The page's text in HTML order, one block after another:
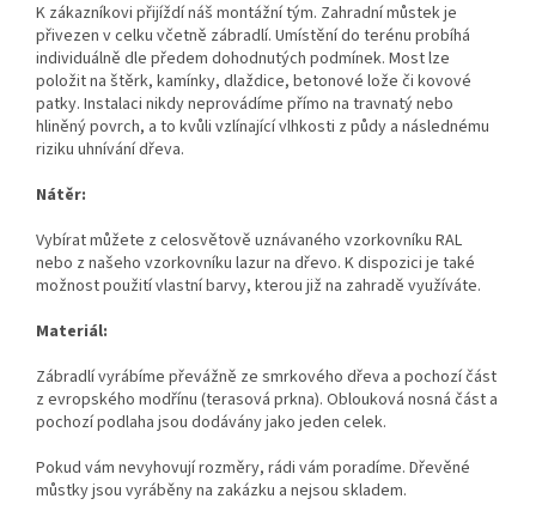
K zákazníkovi přijíždí náš montážní tým. Zahradní můstek je
přivezen v celku včetně zábradlí. Umístění do terénu probíhá
individuálně dle předem dohodnutých podmínek. Most lze
položit na štěrk, kamínky, dlaždice, betonové lože či kovové
patky. Instalaci nikdy neprovádíme přímo na travnatý nebo
hliněný povrch, a to kvůli vzlínající vlhkosti z půdy a následnému
riziku uhnívání dřeva.
Nátěr:
Vybírat můžete z celosvětově uznávaného vzorkovníku RAL
nebo z našeho vzorkovníku lazur na dřevo. K dispozici je také
možnost použití vlastní barvy, kterou již na zahradě využíváte.
Materiál:
Zábradlí vyrábíme převážně ze smrkového dřeva a pochozí část
z evropského modřínu (terasová prkna). Oblouková nosná část a
pochozí podlaha jsou dodávány jako jeden celek.
Pokud vám nevyhovují rozměry, rádi vám poradíme. Dřevěné
můstky jsou vyráběny na zakázku a nejsou skladem.